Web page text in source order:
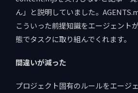
ん」と説明していました。
こういった前提知識をエージェント
態でタスクに取り組んでくれます。
間違いが減った
プロジェクト固有のルールをエージ